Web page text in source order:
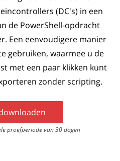
(DC's) in een
de PowerShell-opdracht
Een eenvoudigere manier
gebruiken, waarmee u de
met een paar klikken kunt
zonder scripting.
proefperiode van 30 dagen